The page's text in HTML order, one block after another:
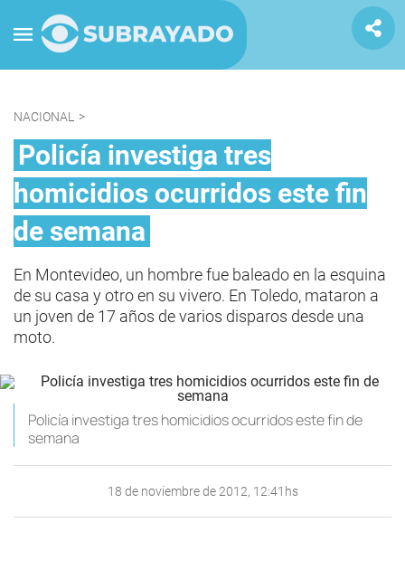
NACIONAL >
Policía investiga tres
homicidios ocurridos este fin
de semana
En Montevideo, un hombre fue baleado en la esquina
de su casa y otro en su vivero. En Toledo, mataron a
un joven de 17 años de varios disparos desde una
moto.
Policía investiga tres homicidios ocurridos este fin de
semana
18 de noviembre de 2012, 12:41hs